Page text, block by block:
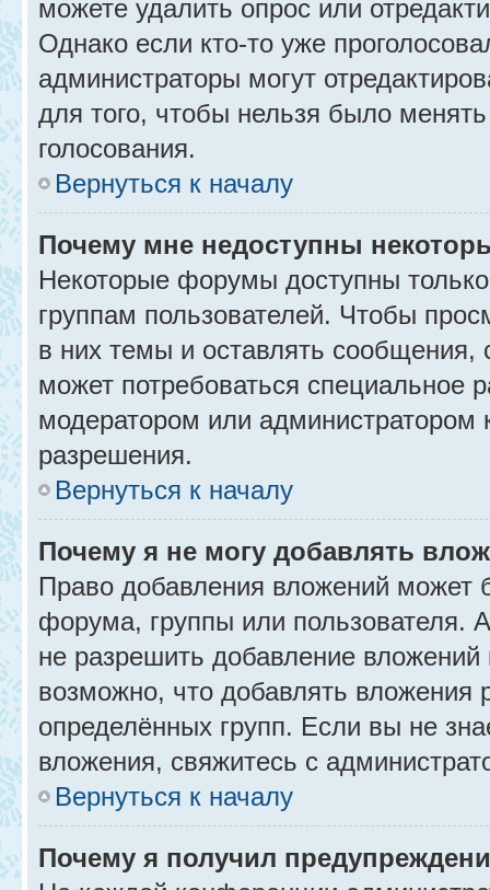
можете удалить опрос или
Однако если кто-то уже
администраторы могут
для того, чтобы нельзя было
голосования.
Вернуться к началу
Почему мне недоступны
Некоторые форумы доступны
группам пользователей. Чтобы
в них темы и оставлять сообщения,
может потребоваться специальное
модератором или администратором
разрешения.
Вернуться к началу
Почему я не могу добавлять
Право добавления вложений может
форума, группы или пользователя.
не разрешить добавление
возможно, что добавлять вложения
определённых групп. Если вы не
вложения, свяжитесь с
Вернуться к началу
Почему я получил